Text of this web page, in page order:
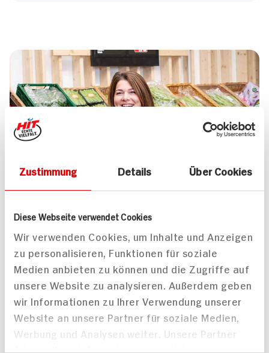
Zustimmung Details Über Cookies
Diese Webseite verwendet Cookies
Wir verwenden Cookies, um Inhalte und Anzeigen
zu personalisieren, Funktionen für soziale
Medien anbieten zu können und die Zugriffe auf
unsere Website zu analysieren. Außerdem geben
wir Informationen zu Ihrer Verwendung unserer
Website an unsere Partner für soziale Medien,
Werbung und Analysen weiter. Unsere Partner
führen diese Informationen möglicherweise mit
UNSER 7 SERVICE-VERSPRECHEN
Wir geben für Sie täglich unser
Bestes. Versprochen!
Unser Anspruch ist es, dass Ihr Einkauf bei uns
jedes Mal zum Vergnügen wird. Dafür legen
wir uns jeden Tag ins Zeug. Verlässliche
Qualität, Frische und Herkunft unserer
Produkte, entspannteres Einkaufen, bester